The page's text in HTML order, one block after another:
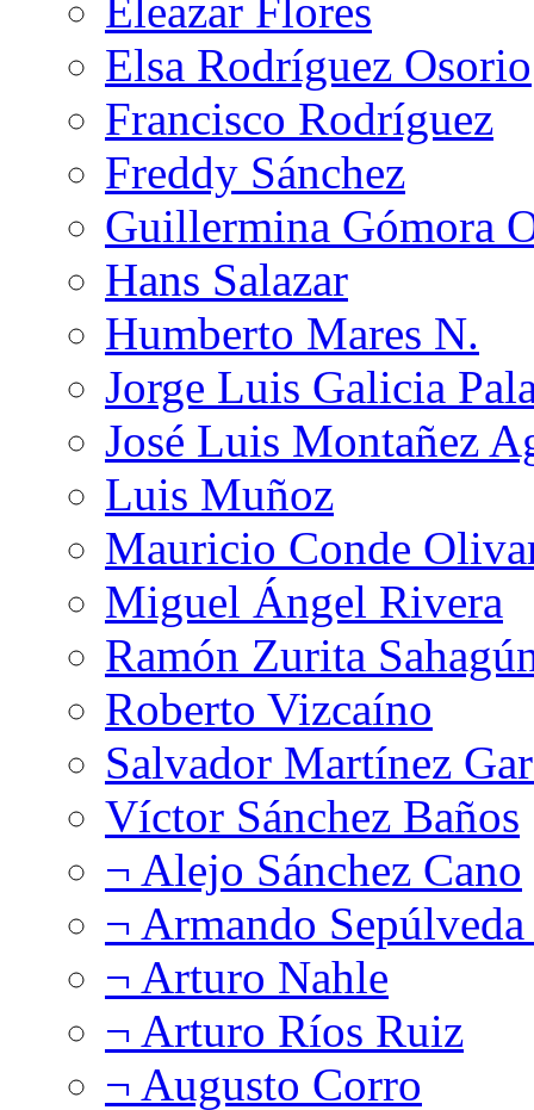
Eleazar Flores
Elsa Rodríguez Osorio
Francisco Rodríguez
Freddy Sánchez
Guillermina Gómora
Hans Salazar
Humberto Mares N.
Jorge Luis Galicia
José Luis Montañez
Luis Muñoz
Mauricio Conde
Miguel Ángel Rivera
Ramón Zurita
Roberto Vizcaíno
Salvador Martínez
Víctor Sánchez Baños
¬ Alejo Sánchez Cano
¬ Armando
¬ Arturo Nahle
¬ Arturo Ríos Ruiz
¬ Augusto Corro